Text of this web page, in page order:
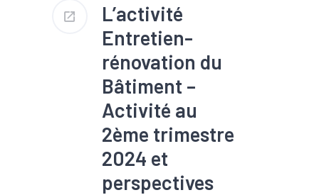
L’activité
Entretien-
rénovation du
Bâtiment –
Activité au
2ème trimestre
2024 et
perspectives